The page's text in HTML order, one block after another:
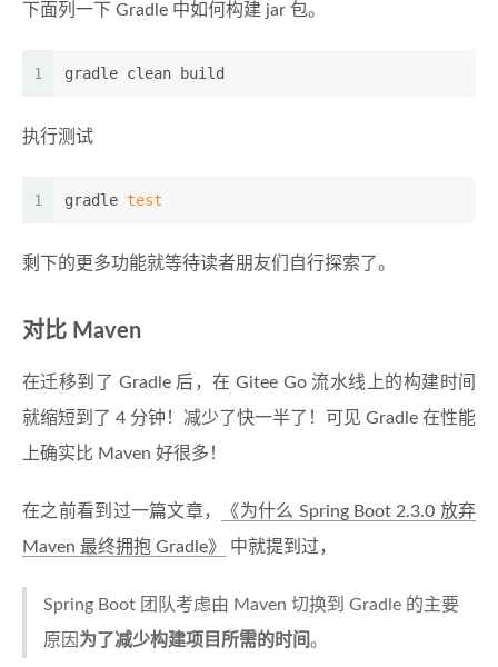
下面列一下 Gradle 中如何构建 jar 包。
1 gradle clean build
执行测试
1 gradle test
剩下的更多功能就等待读者朋友们自行探索了。
对比 Maven
在迁移到了 Gradle 后，在 Gitee Go 流水线上的构建时间
就缩短到了 4 分钟！减少了快一半了！可见 Gradle 在性能
上确实比 Maven 好很多！
在之前看到过一篇文章，
《为什么 Spring Boot 2.3.0 放弃
Maven 最终拥抱 Gradle》
中就提到过，
Spring Boot 团队考虑由 Maven 切换到 Gradle 的主要
原因 为了减少构建项目所需的时间 。